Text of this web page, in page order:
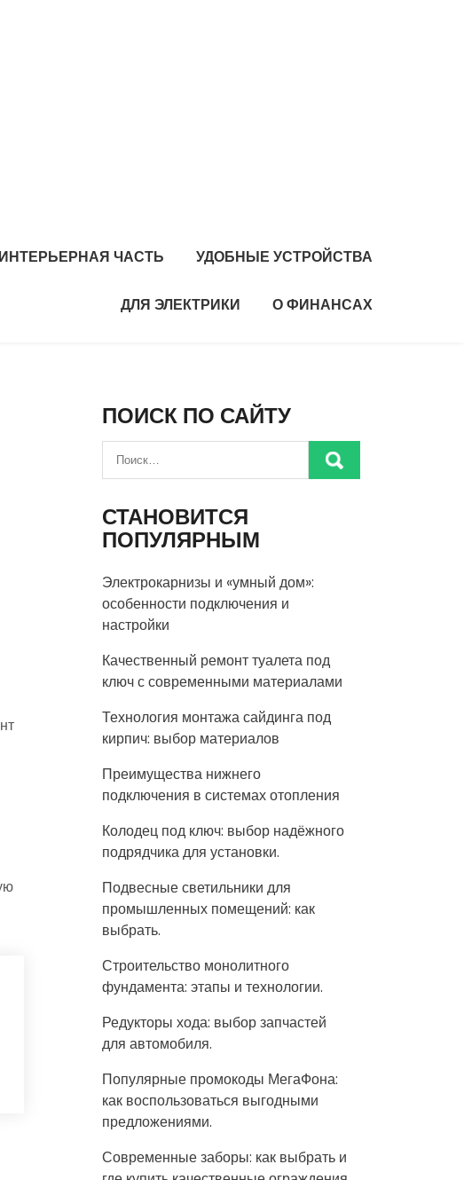
ИНТЕРЬЕРНАЯ ЧАСТЬ УДОБНЫЕ УСТРОЙСТВА
ДЛЯ ЭЛЕКТРИКИ О ФИНАНСАХ
ПОИСК ПО САЙТУ
СТАНОВИТСЯ
ПОПУЛЯРНЫМ
Электрокарнизы и «умный дом»:
особенности подключения и
настройки
Качественный ремонт туалета под
ключ с современными материалами
Технология монтажа сайдинга под
кирпич: выбор материалов
Преимущества нижнего
подключения в системах отопления
Колодец под ключ: выбор надёжного
подрядчика для установки.
Подвесные светильники для
промышленных помещений: как
выбрать.
Строительство монолитного
фундамента: этапы и технологии.
Редукторы хода: выбор запчастей
для автомобиля.
Популярные промокоды МегаФона:
как воспользоваться выгодными
предложениями.
Современные заборы: как выбрать и